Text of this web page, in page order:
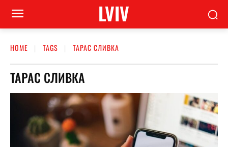
LVIV
HOME TAGS ТАРАС СЛИВКА
ТАРАС СЛИВКА